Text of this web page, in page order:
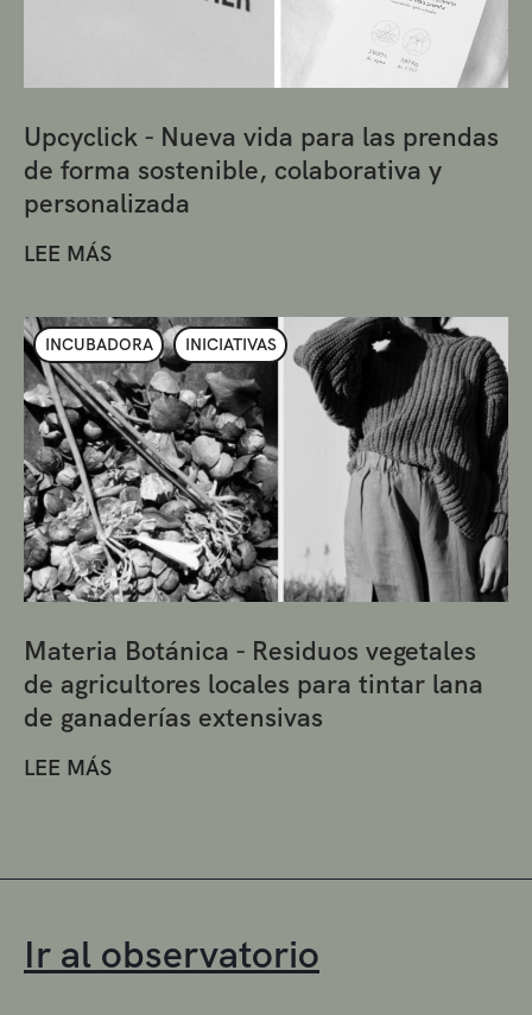
Upcyclick - Nueva vida para las prendas
de forma sostenible, colaborativa y
personalizada
LEE MÁS
INCUBADORA INICIATIVAS
Materia Botánica - Residuos vegetales
de agricultores locales para tintar lana
de ganaderías extensivas
LEE MÁS
Ir al observatorio